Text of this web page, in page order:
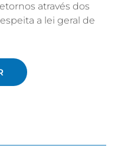
através dos
a lei geral de